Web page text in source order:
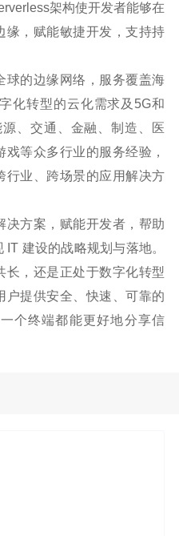
架构使开发者能够在
缘，赋能敏捷开发，支持持
球的边缘网络，服务覆盖海
化转型的云化需求及5G和
、交通、金融、制造、医
等众多行业的服务经验，
行业、跨场景的应用解决方
决方案，赋能开发者，帮助
建设的战略规划与落地。
长，还是正处于数字化转型
户提供安全、快速、可靠的
个终端都能更好地分享信